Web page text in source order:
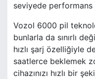
seviyede
Vozol 6000 pil
bunlarla da sınırlı
hızlı şarj özelliğiyle
saatlerce beklemek
cihazınızı hızlı bir